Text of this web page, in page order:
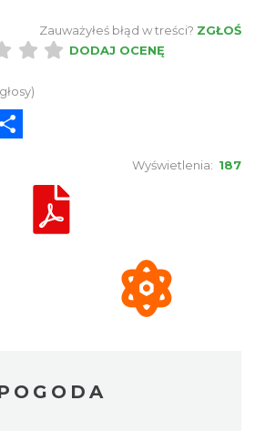
Zauważyłeś błąd w treści? ZGŁOŚ
DODAJ OCENĘ
Wyświetlenia: 187